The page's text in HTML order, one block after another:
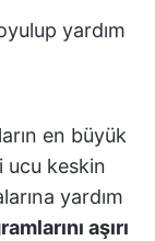
yardım
en büyük
ucu keskin
yardım
aşırı